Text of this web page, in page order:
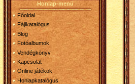
Honlap-menü
Főoldal
Fájlkatalógus
Blog
Fotóalbumok
Vendégkönyv
Kapcsolat
Online játékok
Honlapkatalógus